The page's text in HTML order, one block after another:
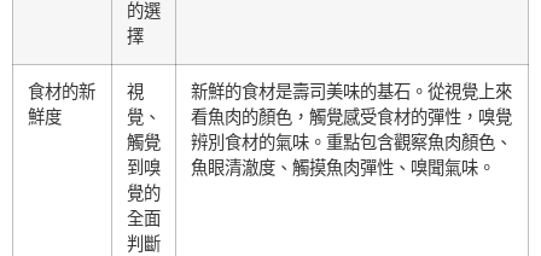
的選
擇
食材的新
鮮度
視
覺、
觸覺
到嗅
覺的
全面
判斷
新鮮的食材是壽司美味的基石。從視覺上來
看魚肉的顏色，觸覺感受食材的彈性，嗅覺
辨別食材的氣味。重點包含觀察魚肉顏色、
魚眼清澈度、觸摸魚肉彈性、嗅聞氣味。